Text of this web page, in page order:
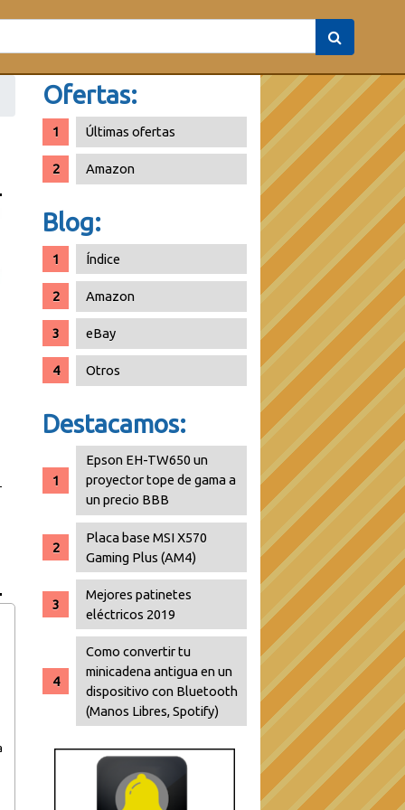
Ofertas:
Últimas ofertas
Amazon
Blog:
Índice
Amazon
eBay
Otros
Destacamos:
Epson EH-TW650 un
proyector tope de gama a
un precio BBB
Placa base MSI X570
Gaming Plus (AM4)
Mejores patinetes
eléctricos 2019
Como convertir tu
minicadena antigua en un
dispositivo con Bluetooth
(Manos Libres, Spotify)